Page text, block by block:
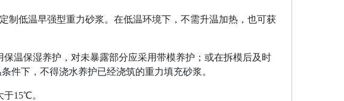
制低温早强型重力砂浆。在低温环境下，不需升温加热，也可获
保温保湿养护，对未暴露部分应采用带模养护；或在拆模后及时
件下，不得浇水养护已经浇筑的重力填充砂浆。
于15℃。